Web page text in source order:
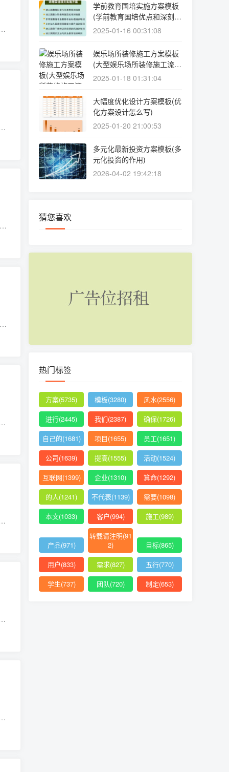
学前教育国培实施方案模板
(学前教育国培优点和深刻印
象)
2025-01-16 00:31:08
娱乐场所装修施工方案模板
(大型娱乐场所装修施工流
程)
2025-01-18 01:31:04
大幅度优化设计方案模板(优
化方案设计怎么写)
2025-01-20 21:00:53
多元化最新投资方案模板(多
元化投资的作用)
2026-04-02 19:42:18
猜您喜欢
热门标签
方案(5735) 模板(3280)
风水(2556)
进行(2445)
我们(2387)
确保(1726)
自己的(1681)
项目(1655)
员工(1651)
公司(1639)
提高(1555)
活动(1524)
互联网(1399)
企业(1310)
算命(1292)
的人(1241)
不代表(1139)
需要(1098)
本文(1033)
客户(994) 施工(989)
产品(971)
转载请注明(91
2)
目标(865)
用户(833)
需求(827)
五行(770)
学生(737)
团队(720) 制定(653)